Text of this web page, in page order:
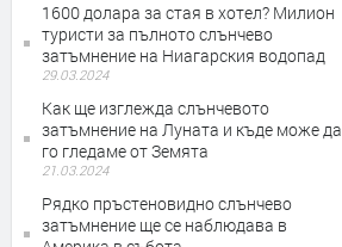
1600 долара за стая в хотел? Милион
туристи за пълното слънчево
затъмнение на Ниагарския водопад
29.03.2024
Как ще изглежда слънчевото
затъмнение на Луната и къде може да
го гледаме от Земята
21.03.2024
Рядко пръстеновидно слънчево
затъмнение ще се наблюдава в